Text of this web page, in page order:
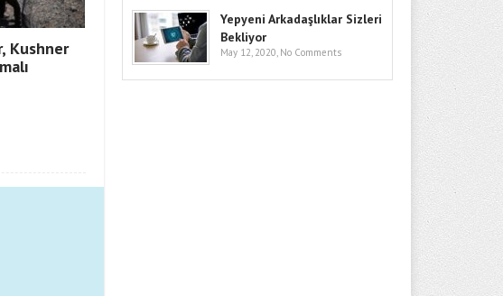
Kushner
Yepyeni Arkadaşlıklar Sizleri
Bekliyor
May 12, 2020, No Comments